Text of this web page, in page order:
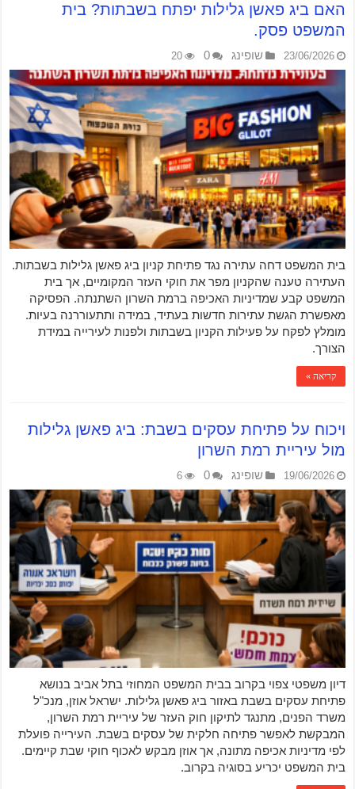
האם ביג פאשן גלילות יפתח בשבתות? בית
המשפט פסק.
23/06/2026 שופינג 0
20
בית המשפט דחה עתירה נגד פתיחת קניון ביג פאשן גלילות בשבתות.
העתירה טענה שהקניון מפר את חוקי העזר המקומיים, אך בית
המשפט קבע שמדיניות האכיפה ברמת השרון השתנתה. הפסיקה
מאפשרת הגשת עתירות חדשות בעתיד, במידה ותתעוררנה בעיות.
מומלץ לפקח על פעילות הקניון בשבתות ולפנות לעירייה במידת
הצורך.
קריאה »
ויכוח על פתיחת עסקים בשבת: ביג פאשן גלילות
מול עיריית רמת השרון
19/06/2026 שופינג 0
6
דיון משפטי צפוי בקרוב בבית המשפט המחוזי בתל אביב בנושא
פתיחת עסקים בשבת באזור ביג פאשן גלילות. ישראל אוזן, מנכ"ל
משרד הפנים, מתנגד לתיקון חוק העזר של עיריית רמת השרון,
המבקשת לאפשר פתיחה חלקית של עסקים בשבת. העירייה פועלת
לפי מדיניות אכיפה מתונה, אך אוזן מבקש לאכוף חוקי שבת קיימים.
בית המשפט יכריע בסוגיה בקרוב.